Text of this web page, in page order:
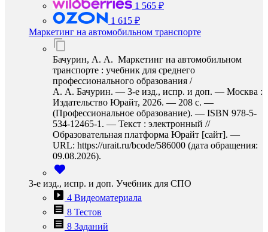
1 565 ₽
1 615 ₽
Маркетинг на автомобильном транспорте
Бачурин, А. А. Маркетинг на автомобильном
транспорте : учебник для среднего
профессионального образования /
А. А. Бачурин. — 3-е изд., испр. и доп. — Москва :
Издательство Юрайт, 2026. — 208 с. —
(Профессиональное образование). — ISBN 978-5-
534-12465-1. — Текст : электронный //
Образовательная платформа Юрайт [сайт]. —
URL: https://urait.ru/bcode/586000 (дата обращения:
09.08.2026).
3-е изд., испр. и доп. Учебник для СПО
4 Видеоматериала
8 Тестов
8 Заданий